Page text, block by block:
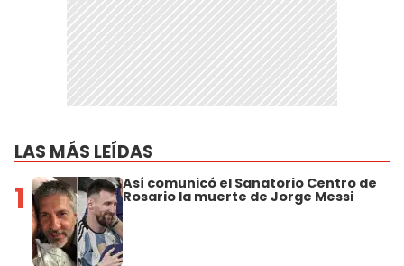
LAS MÁS LEÍDAS
1 Así comunicó el Sanatorio Centro de
Rosario la muerte de Jorge Messi